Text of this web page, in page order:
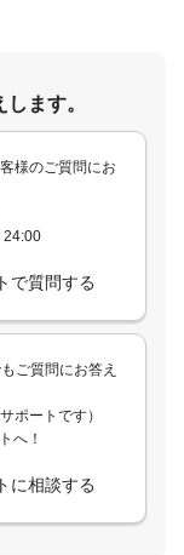
ます。
様のご質問にお
24:00
で質問する
ご質問にお答え
ポートです）
へ！
に相談する